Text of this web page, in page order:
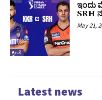
ಕ್ರೀಡೆ
ಇಂದು
SRH
May 21,
Latest news